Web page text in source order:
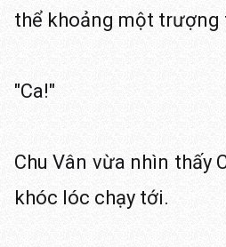
thể khoảng một trượng
"Ca!"
Chu Vân vừa nhìn thấy
khóc lóc chạy tới.